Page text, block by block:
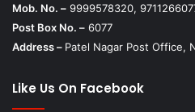
Mob. No. – 9999578320,
Post Box No. – 6077
Address – Patel Nagar Post Office,
Like Us On Facebook